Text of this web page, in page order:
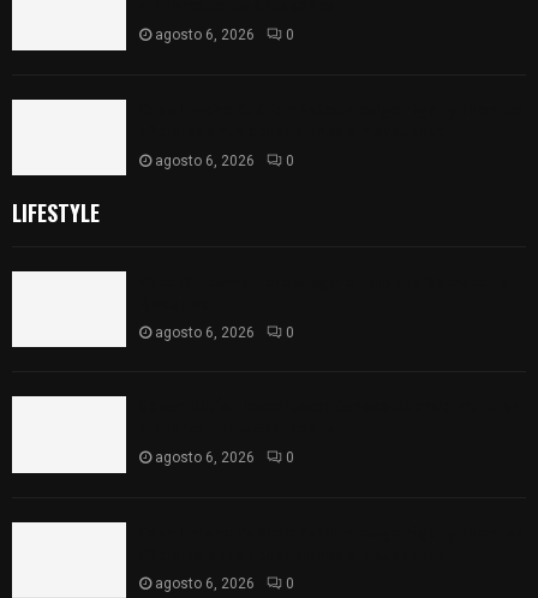
agosto 6, 2026 0
agosto 6, 2026 0
LIFESTYLE
agosto 6, 2026 0
agosto 6, 2026 0
agosto 6, 2026 0